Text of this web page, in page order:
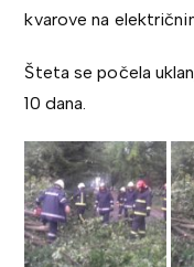
kvarove na
Šteta se počela
10 dana.